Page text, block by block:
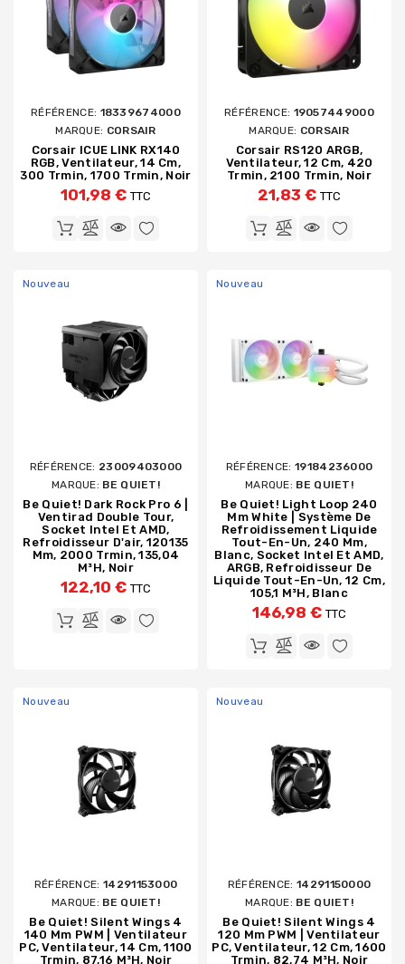
RÉFÉRENCE: 18339674000
MARQUE: CORSAIR
Corsair ICUE LINK RX140
RGB, Ventilateur, 14 Cm,
300 Trmin, 1700 Trmin, Noir
101,98 € TTC
RÉFÉRENCE: 19057449000
MARQUE: CORSAIR
Corsair RS120 ARGB,
Ventilateur, 12 Cm, 420
Trmin, 2100 Trmin, Noir
21,83 € TTC
Nouveau
RÉFÉRENCE: 23009403000
MARQUE: BE QUIET!
Be Quiet! Dark Rock Pro 6 |
Ventirad Double Tour,
Socket Intel Et AMD,
Refroidisseur D'air, 120135
Mm, 2000 Trmin, 135,04
M³h, Noir
122,10 € TTC
Nouveau
RÉFÉRENCE: 19184236000
MARQUE: BE QUIET!
Be Quiet! Light Loop 240
Mm White | Système De
Refroidissement Liquide
Tout-En-Un, 240 Mm,
Blanc, Socket Intel Et AMD,
ARGB, Refroidisseur De
Liquide Tout-En-Un, 12 Cm,
105,1 M³h, Blanc
146,98 € TTC
Nouveau
RÉFÉRENCE: 14291153000
MARQUE: BE QUIET!
Be Quiet! Silent Wings 4
140 Mm PWM | Ventilateur
PC, Ventilateur, 14 Cm, 1100
Trmin, 87,16 M³h, Noir
Nouveau
RÉFÉRENCE: 14291150000
MARQUE: BE QUIET!
Be Quiet! Silent Wings 4
120 Mm PWM | Ventilateur
PC, Ventilateur, 12 Cm, 1600
Trmin, 82,74 M³h, Noir